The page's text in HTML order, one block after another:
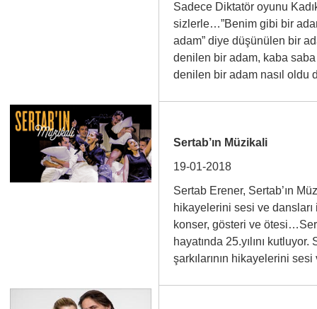
Sadece Diktatör oyunu
sizlerle…”Benim gibi bir
adam” diye düşünülen bir
denilen bir adam, kaba
denilen bir adam nasıl
Sertab’ın Müzikali
19-01-2018
Sertab Erener, Sertab’ın
hikayelerini sesi ve
konser, gösteri ve
hayatında 25.yılını
şarkılarının hikayelerini